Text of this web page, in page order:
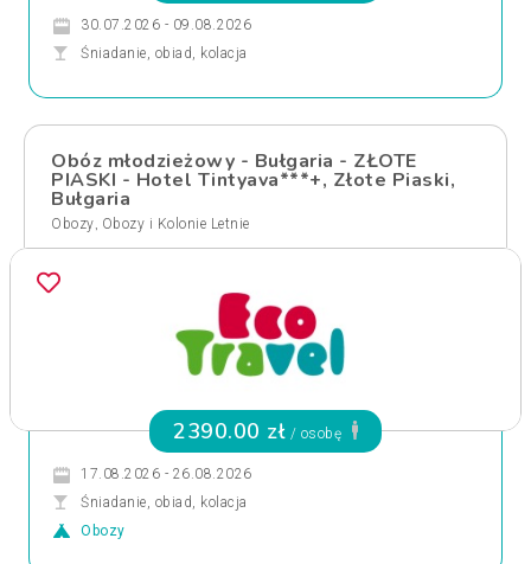
30.07.2026 - 09.08.2026
Śniadanie, obiad, kolacja
Obóz młodzieżowy - Bułgaria - ZŁOTE
PIASKI - Hotel Tintyava***+, Złote Piaski,
Bułgaria
Obozy, Obozy i Kolonie Letnie
2390.00 zł / osobę
17.08.2026 - 26.08.2026
Śniadanie, obiad, kolacja
Obozy